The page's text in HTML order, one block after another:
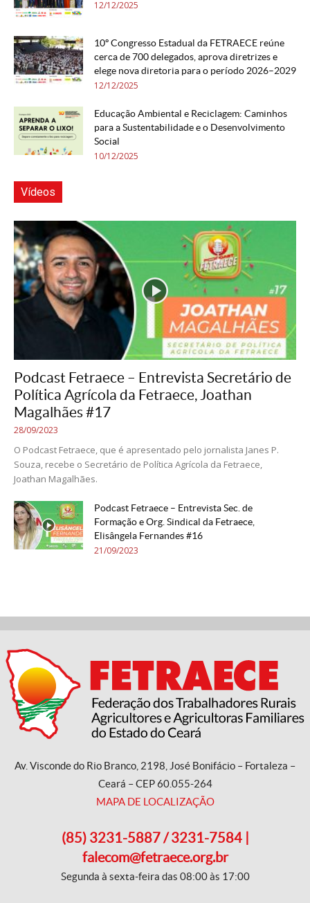
12/12/2025
10º Congresso Estadual da FETRAECE reúne
cerca de 700 delegados, aprova diretrizes e
elege nova diretoria para o período 2026–2029
12/12/2025
Educação Ambiental e Reciclagem: Caminhos
para a Sustentabilidade e o Desenvolvimento
Social
10/12/2025
Vídeos
Podcast Fetraece – Entrevista Secretário de
Política Agrícola da Fetraece, Joathan
Magalhães #17
28/09/2023
O Podcast Fetraece, que é apresentado pelo jornalista Janes P.
Souza, recebe o Secretário de Política Agrícola da Fetraece,
Joathan Magalhães.
Podcast Fetraece – Entrevista Sec. de
Formação e Org. Sindical da Fetraece,
Elisângela Fernandes #16
21/09/2023
Av. Visconde do Rio Branco, 2198, José Bonifácio – Fortaleza –
Ceará – CEP 60.055-264
MAPA DE LOCALIZAÇÃO
(85) 3231-5887 / 3231-7584 |
falecom@fetraece.org.br
Segunda à sexta-feira das 08:00 às 17:00